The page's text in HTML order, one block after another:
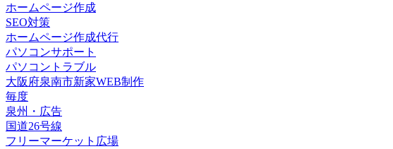
ホームページ作成
SEO対策
ホームページ作成代行
パソコンサポート
パソコントラブル
大阪府泉南市新家WEB制作
毎度
泉州・広告
国道26号線
フリーマーケット広場